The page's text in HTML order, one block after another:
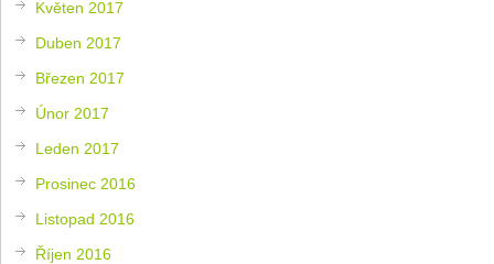
Květen 2017
Duben 2017
Březen 2017
Únor 2017
Leden 2017
Prosinec 2016
Listopad 2016
Říjen 2016